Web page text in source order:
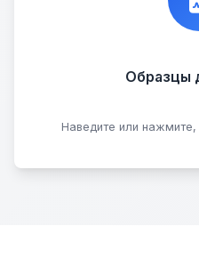
Образцы
Наведите или
Договор